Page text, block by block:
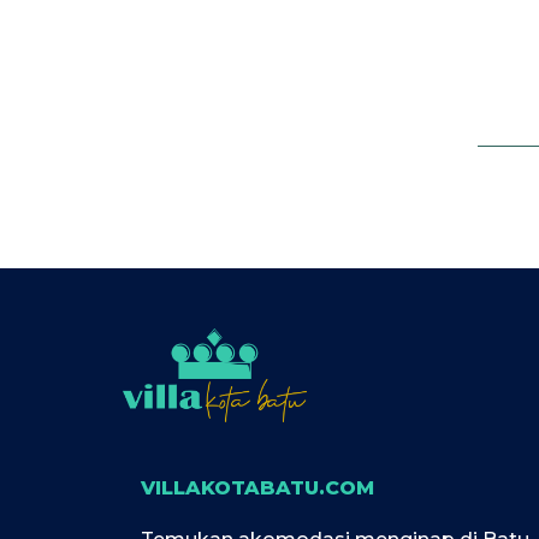
VILLAKOTABATU.COM